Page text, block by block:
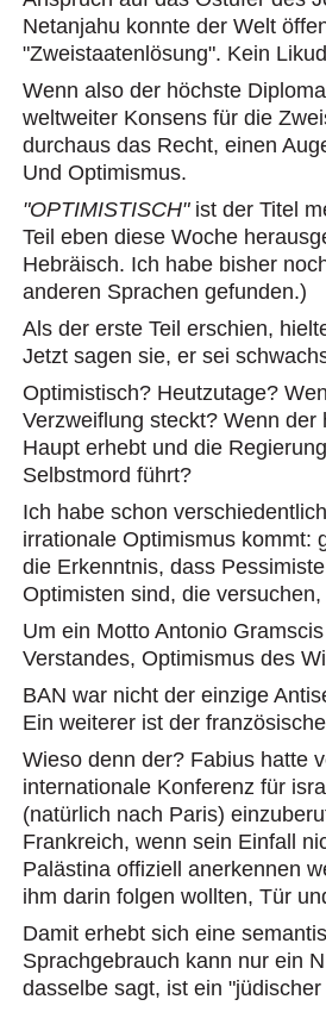
Netanjahu konnte der Welt
"Zweistaatenlösung". Kein
Wenn also der höchste
weltweiter Konsens für die
durchaus das Recht, einen
Und Optimismus.
"OPTIMISTISCH"ist der Titel
Teil eben diese Woche
Hebräisch. Ich habe bisher
anderen Sprachen gefunden.)
Als der erste Teil erschien,
Jetzt sagen sie, er sei
Optimistisch? Heutzutage?
Verzweiflung steckt? Wenn
Haupt erhebt und die
Selbstmord führt?
Ich habe schon
irrationale Optimismus kommt:
die Erkenntnis, dass
Optimisten sind, die
Um ein Motto Antonio
Verstandes, Optimismus des
BAN war nicht der einzige
Ein weiterer ist der
Wieso denn der? Fabius hatte
internationale Konferenz für
(natürlich nach Paris)
Frankreich, wenn sein Einfall
Palästina offiziell anerkennen
ihm darin folgen wollten, Tür
Damit erhebt sich eine
Sprachgebrauch kann nur ein
dasselbe sagt, ist ein